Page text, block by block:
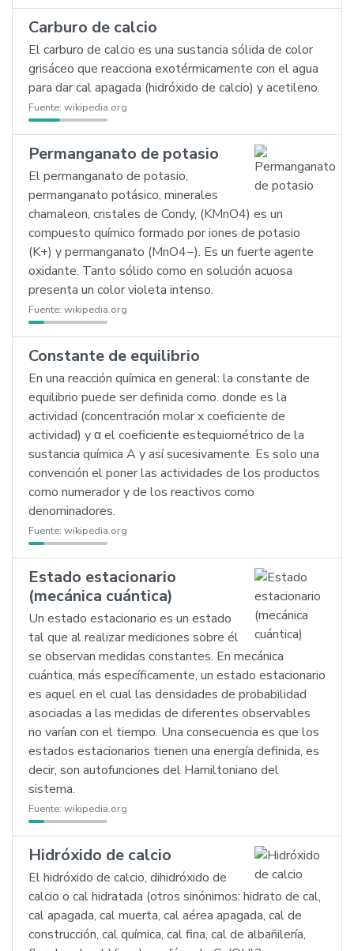
Carburo de calcio
El carburo de calcio es una sustancia sólida de color
grisáceo que reacciona exotérmicamente con el agua
para dar cal apagada (hidróxido de calcio) y acetileno.
Fuente: wikipedia.org
Permanganato de potasio
El permanganato de potasio,
permanganato potásico, minerales
chamaleon, cristales de Condy, (KMnO4) es un
compuesto químico formado por iones de potasio
(K+) y permanganato (MnO4−). Es un fuerte agente
oxidante. Tanto sólido como en solución acuosa
presenta un color violeta intenso.
Fuente: wikipedia.org
Constante de equilibrio
En una reacción química en general: la constante de
equilibrio puede ser definida como. donde es la
actividad (concentración molar x coeficiente de
actividad) y α el coeficiente estequiométrico de la
sustancia química A y así sucesivamente. Es solo una
convención el poner las actividades de los productos
como numerador y de los reactivos como
denominadores.
Fuente: wikipedia.org
Estado estacionario
(mecánica cuántica)
Un estado estacionario es un estado
tal que al realizar mediciones sobre él
se observan medidas constantes. En mecánica
cuántica, más específicamente, un estado estacionario
es aquel en el cual las densidades de probabilidad
asociadas a las medidas de diferentes observables
no varían con el tiempo. Una consecuencia es que los
estados estacionarios tienen una energía definida, es
decir, son autofunciones del Hamiltoniano del
sistema.
Fuente: wikipedia.org
Hidróxido de calcio
El hidróxido de calcio, dihidróxido de
calcio o cal hidratada (otros sinónimos: hidrato de cal,
cal apagada, cal muerta, cal aérea apagada, cal de
construcción, cal química, cal fina, cal de albañilería,